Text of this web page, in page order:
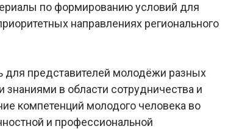
по формированию условий для
направлениях регионального
для представителей молодёжи разных
в области сотрудничества и
компетенций молодого человека во
и профессиональной